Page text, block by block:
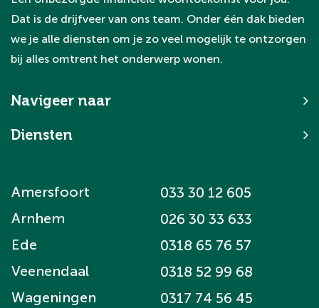
doelgroep.
Dat is de drijfveer van ons team. Onder één dak bieden
we je alle diensten om je zo veel mogelijk te ontzorgen
bij alles omtrent het onderwerp wonen.
Navigeer naar
Diensten
Amersfoort
033 30 12 605
Arnhem
026 30 33 633
Ede
0318 65 76 57
Veenendaal
0318 52 99 68
Wageningen
0317 74 56 45